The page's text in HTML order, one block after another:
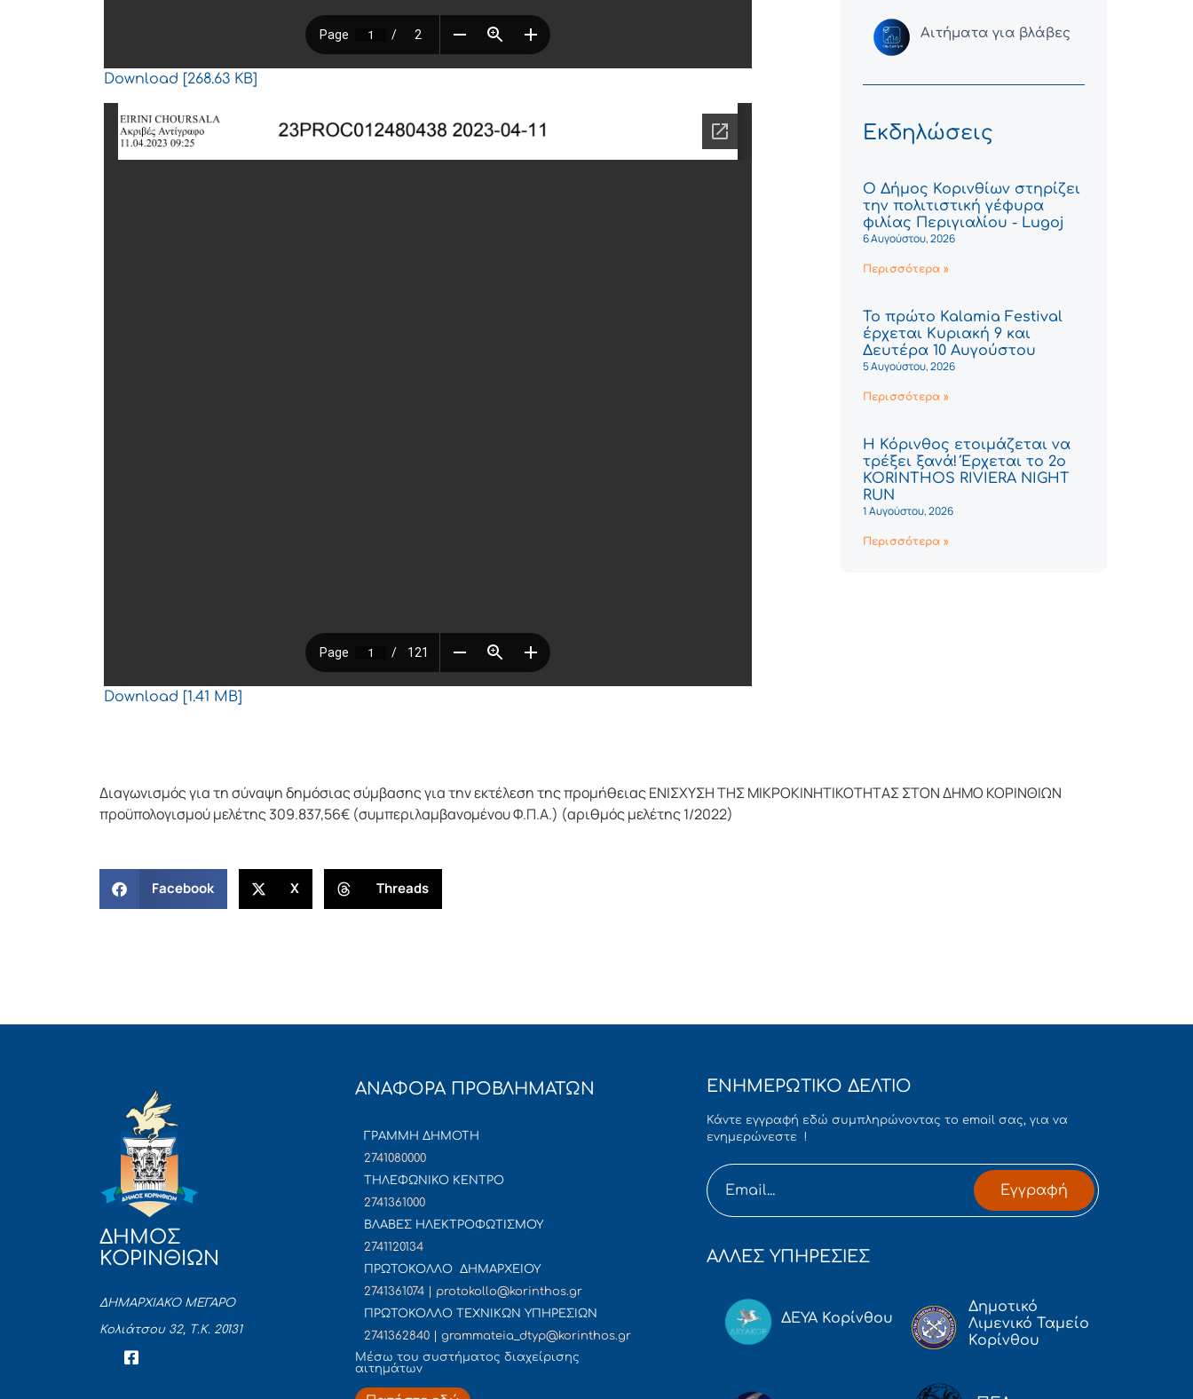
Download [268.63 KB]
Download [1.41 MB]
Αιτήματα για βλάβες
Εκδηλώσεις
Ο Δήμος Κορινθίων στηρίζει
την πολιτιστική γέφυρα
φιλίας Περιγιαλίου - Lugoj
6 Αυγούστου, 2026
Περισσότερα »
Το πρώτο Kalamia Festival
έρχεται Κυριακή 9 και
Δευτέρα 10 Αυγούστου
5 Αυγούστου, 2026
Περισσότερα »
Η Κόρινθος ετοιμάζεται να
τρέξει ξανά! Έρχεται το 2ο
KORINTHOS RIVIERA NIGHT
RUN
1 Αυγούστου, 2026
Περισσότερα »
Διαγωνισμός για τη σύναψη δημόσιας σύμβασης για την εκτέλεση της προμήθειας ΕΝΙΣΧΥΣΗ ΤΗΣ ΜΙΚΡΟΚΙΝΗΤΙΚΟΤΗΤΑΣ ΣΤΟΝ ΔΗΜΟ ΚΟΡΙΝΘΙΩΝ
προϋπολογισμού μελέτης 309.837,56€ (συμπεριλαμβανομένου Φ.Π.Α.) (αριθμός μελέτης 1/2022)
Facebook X Threads
ΔΗΜΟΣ
ΚΟΡΙΝΘΙΩΝ
ΔΗΜΑΡΧΙΑΚΟ ΜΕΓΑΡΟ
Κολιάτσου 32, Τ.Κ. 20131
ΑΝΑΦΟΡΑ ΠΡΟΒΛΗΜΑΤΩΝ
ΓΡΑΜΜΗ ΔΗΜΟΤΗ
2741080000
ΤΗΛΕΦΩΝΙΚΟ ΚΕΝΤΡΟ
2741361000
ΒΛΑΒΕΣ ΗΛΕΚΤΡΟΦΩΤΙΣΜΟΥ
2741120134
ΠΡΩΤΟΚΟΛΛΟ ΔΗΜΑΡΧΕΙΟΥ
2741361074 | protokollo@korinthos.gr
ΠΡΩΤΟΚΟΛΛΟ ΤΕΧΝΙΚΩΝ ΥΠΗΡΕΣΙΩΝ
2741362840 | grammateia_dtyp@korinthos.gr
Mέσω του συστήματος διαχείρισης
αιτημάτων
ΕΝΗΜΕΡΩΤΙΚΟ ΔΕΛΤΙΟ
Κάντε εγγραφή εδώ συμπληρώνοντας το email σας, για να
ενημερώνεστε !
Εγγραφή
ΑΛΛΕΣ ΥΠΗΡΕΣΙΕΣ
ΔΕΥΑ Κορίνθου
Δημοτικό
Λιμενικό Ταμείο
Κορίνθου